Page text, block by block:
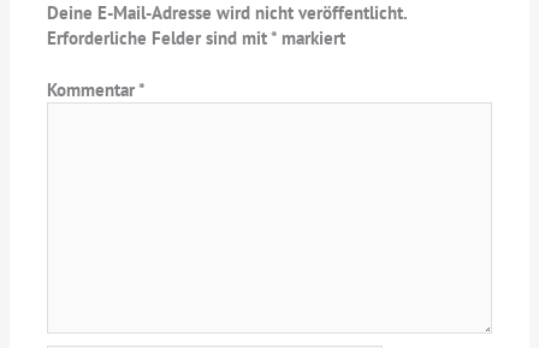
Deine E-Mail-Adresse wird nicht veröffentlicht.
Erforderliche Felder sind mit* markiert
Kommentar*